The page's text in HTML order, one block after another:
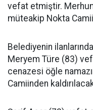
vefat etmiştir.
müteakip Nokta
Belediyenin
Meryem Türe (83)
cenazesi öğle
Camiinden